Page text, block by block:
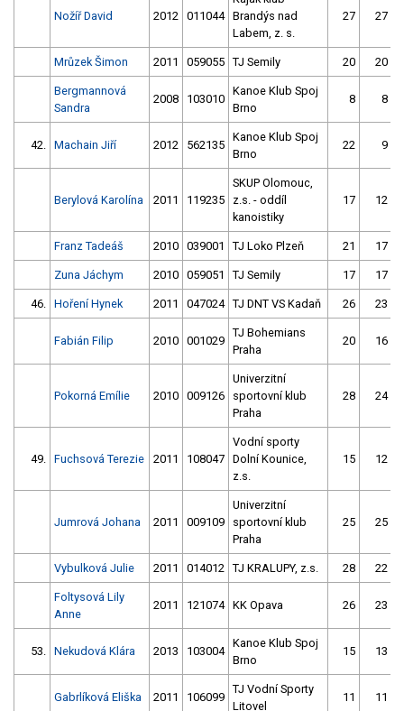
Nožíř David 2012 011044 Brandýs nad
Labem, z. s.
27 27
Mrůzek Šimon 2011 059055 TJ Semily 20 20
Bergmannová
Sandra
2008 103010
Kanoe Klub Spoj
Brno
8 8
42. Machain Jiří 2012 562135
Kanoe Klub Spoj
Brno
22 9
Berylová Karolína 2011 119235
SKUP Olomouc,
z.s. - oddíl
kanoistiky
17 12
Franz Tadeáš 2010 039001 TJ Loko Plzeň 21 17
Zuna Jáchym 2010 059051 TJ Semily 17 17
46. Hoření Hynek 2011 047024 TJ DNT VS Kadaň 26 23
Fabián Filip 2010 001029
TJ Bohemians
Praha
20 16
Pokorná Emílie 2010 009126
Univerzitní
sportovní klub
Praha
28 24
49. Fuchsová Terezie 2011 108047
Vodní sporty
Dolní Kounice,
z.s.
15 12
Jumrová Johana 2011 009109
Univerzitní
sportovní klub
Praha
25 25
Vybulková Julie 2011 014012 TJ KRALUPY, z.s. 28 22
Foltysová Lily
Anne
2011 121074 KK Opava 26 23
53. Nekudová Klára 2013 103004
Kanoe Klub Spoj
Brno
15 13
Gabrlíková Eliška 2011 106099
TJ Vodní Sporty
Litovel
11 11